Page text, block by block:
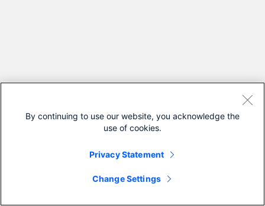
By continuing to use our website, you acknowledge the
use of cookies.
Privacy Statement
Change Settings